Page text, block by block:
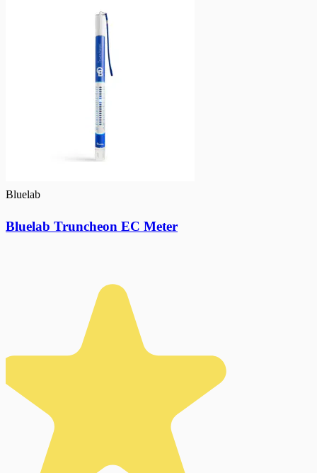
Bluelab
Bluelab Truncheon EC Meter